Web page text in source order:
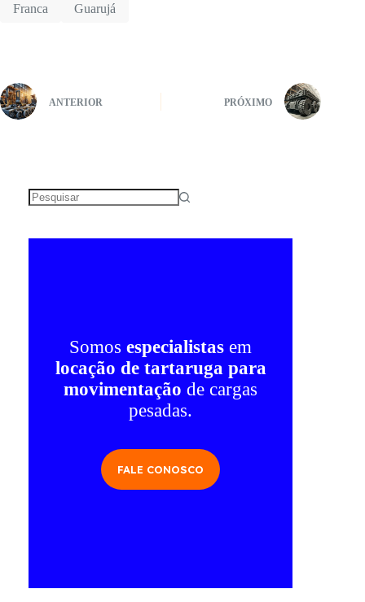
Franca Guarujá
ANTERIOR PRÓXIMO
Somosespecialistas em
locação de tartaruga para
movimentação de cargas
pesadas.
FALE CONOSCO